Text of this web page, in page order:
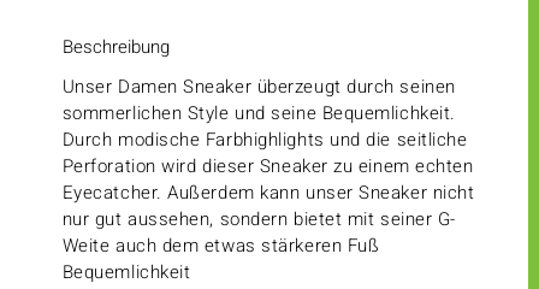
Beschreibung
Unser Damen Sneaker überzeugt durch seinen
sommerlichen Style und seine Bequemlichkeit.
Durch modische Farbhighlights und die seitliche
Perforation wird dieser Sneaker zu einem echten
Eyecatcher. Außerdem kann unser Sneaker nicht
nur gut aussehen, sondern bietet mit seiner G-
Weite auch dem etwas stärkeren Fuß
Bequemlichkeit